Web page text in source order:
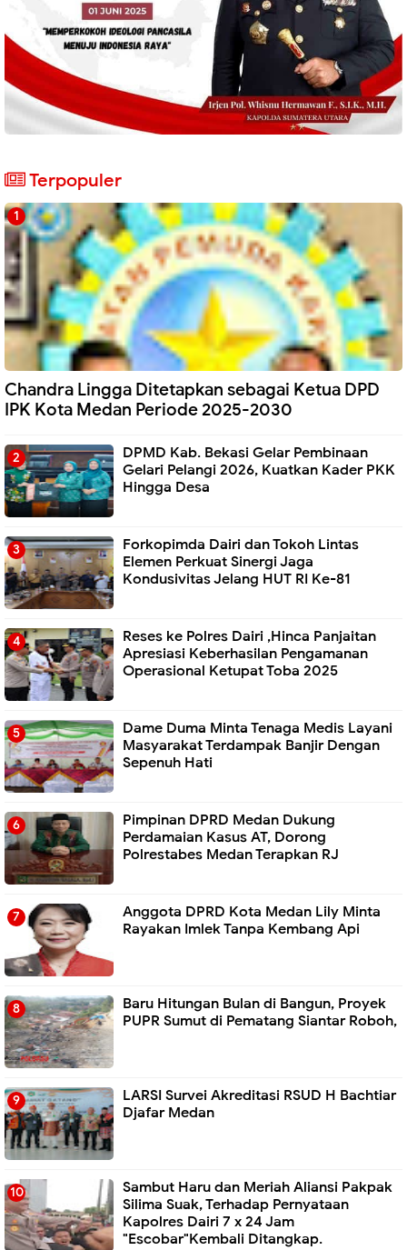
Terpopuler
Chandra Lingga Ditetapkan sebagai Ketua DPD
IPK Kota Medan Periode 2025-2030
DPMD Kab. Bekasi Gelar Pembinaan
Gelari Pelangi 2026, Kuatkan Kader PKK
Hingga Desa
Forkopimda Dairi dan Tokoh Lintas
Elemen Perkuat Sinergi Jaga
Kondusivitas Jelang HUT RI Ke-81
Reses ke Polres Dairi ,Hinca Panjaitan
Apresiasi Keberhasilan Pengamanan
Operasional Ketupat Toba 2025
Dame Duma Minta Tenaga Medis Layani
Masyarakat Terdampak Banjir Dengan
Sepenuh Hati
Pimpinan DPRD Medan Dukung
Perdamaian Kasus AT, Dorong
Polrestabes Medan Terapkan RJ
Anggota DPRD Kota Medan Lily Minta
Rayakan Imlek Tanpa Kembang Api
Baru Hitungan Bulan di Bangun, Proyek
PUPR Sumut di Pematang Siantar Roboh,
LARSI Survei Akreditasi RSUD H Bachtiar
Djafar Medan
Sambut Haru dan Meriah Aliansi Pakpak
Silima Suak, Terhadap Pernyataan
Kapolres Dairi 7 x 24 Jam
"Escobar"Kembali Ditangkap.